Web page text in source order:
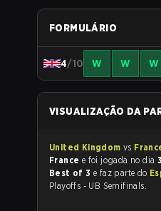
FORMULÁRIO
4/10 W W W
VISUALIZAÇÃO DA
United Kingdom vs
France
e foi jogada no dia
Best of 3 e faz parte do
Playoffs - UB Semifinals.